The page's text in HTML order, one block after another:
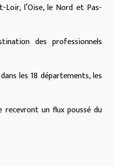
Loir, l’Oise, le Nord et Pas-
des professionnels
les 18 départements, les
un flux poussé du